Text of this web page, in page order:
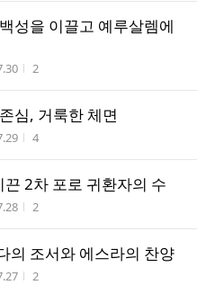
성을 이끌고 예루살렘에
간 조회수
2
심, 거룩한 체면
간 조회수
4
2차 포로 귀환자의 수
간 조회수
2
의 조서와 에스라의 찬양
간 조회수
2